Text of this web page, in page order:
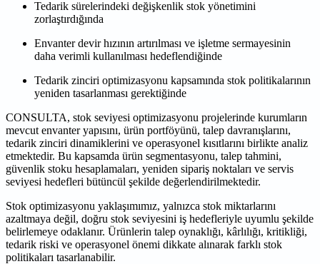
Tedarik sürelerindeki değişkenlik stok yönetimini
zorlaştırdığında
Envanter devir hızının artırılması ve işletme sermayesinin
daha verimli kullanılması hedeflendiğinde
Tedarik zinciri optimizasyonu kapsamında stok politikalarının
yeniden tasarlanması gerektiğinde
CONSULTA, stok seviyesi optimizasyonu projelerinde kurumların
mevcut envanter yapısını, ürün portföyünü, talep davranışlarını,
tedarik zinciri dinamiklerini ve operasyonel kısıtlarını birlikte analiz
etmektedir. Bu kapsamda ürün segmentasyonu, talep tahmini,
güvenlik stoku hesaplamaları, yeniden sipariş noktaları ve servis
seviyesi hedefleri bütüncül şekilde değerlendirilmektedir.
Stok optimizasyonu yaklaşımımız, yalnızca stok miktarlarını
azaltmaya değil, doğru stok seviyesini iş hedefleriyle uyumlu şekilde
belirlemeye odaklanır. Ürünlerin talep oynaklığı, kârlılığı, kritikliği,
tedarik riski ve operasyonel önemi dikkate alınarak farklı stok
politikaları tasarlanabilir.